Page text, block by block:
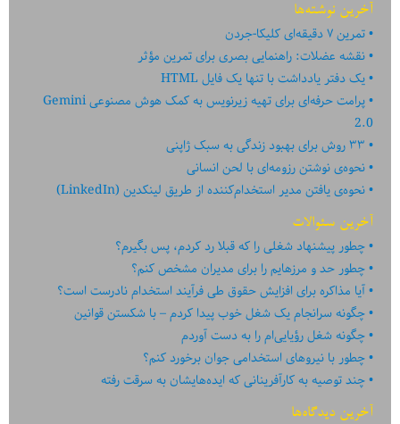
آخرین نوشته‌ها
تمرین ۷ دقیقه‌ای کلیکا-جردن
نقشه عضلات: راهنمایی بصری برای تمرین مؤثر
یک دفتر یادداشت با تنها یک فایل HTML
پرامت حرفه‌ای برای تهیه زیرنویس به کمک هوش مصنوعی Gemini
2.0
۳۳ روش برای بهبود زندگی به سبک ژاپنی
نحوه‌ی نوشتن رزومه‌ای با لحن انسانی
نحوه‌ی یافتن مدیر استخدام‌کننده از طریق لینکدین (LinkedIn)
آخرین سئوالات
چطور پیشنهاد شغلی را که قبلا رد کردم، پس بگیرم؟
چطور حد و مرزهایم را برای مدیران مشخص کنم؟
آیا مذاکره برای افزایش حقوق طی فرآیند استخدام نادرست است؟
چگونه سرانجام یک شغل خوب پیدا کردم – با شکستن قوانین
چگونه شغل رؤیایی‌ام را به دست آوردم
چطور با نیروهای استخدامی جوان برخورد کنم؟
چند توصیه به کارآفرینانی که ایده‏‏‌‏‏‌هایشان به سرقت رفته
آخرین دیدگاه‌ها